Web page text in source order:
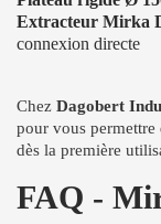
Extracteur Mirka
connexion directe
Chez Dagobert
pour vous
dès la première
FAQ -